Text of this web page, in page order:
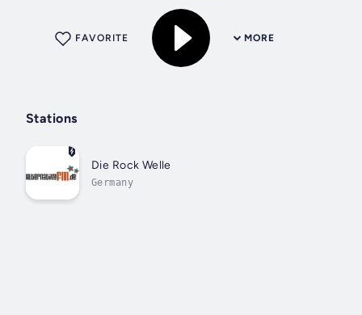
MORE
FAVORITE
Stations
Die Rock Welle
Germany